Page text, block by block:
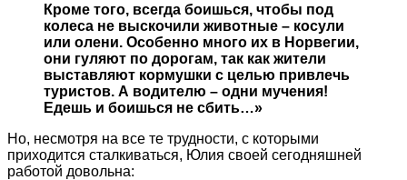
Кроме того, всегда боишься, чтобы под
колеса не выскочили животные – косули
или олени. Особенно много их в Норвегии,
они гуляют по дорогам, так как жители
выставляют кормушки с целью привлечь
туристов. А водителю – одни мучения!
Едешь и боишься не сбить…»
Но, несмотря на все те трудности, с которыми
приходится сталкиваться, Юлия своей сегодняшней
работой довольна: